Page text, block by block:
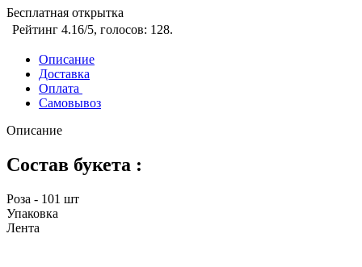
Бесплатная открытка
Рейтинг 4.16/5, голосов: 128.
Описание
Доставка
Оплата
Самовывоз
Описание
Состав букета :
Роза - 101 шт
Упаковка
Лента